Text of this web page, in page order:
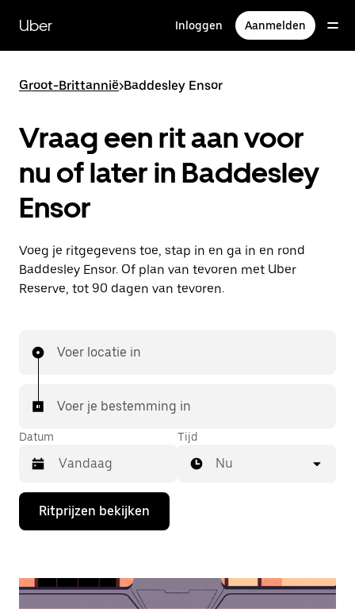
naar
hoofdinhoud
Uber Inloggen Aanmelden
Groot-Brittannië>Baddesley Ensor
Vraag een rit aan voor
nu of later in Baddesley
Ensor
Voeg je ritgegevens toe, stap in en ga in en rond
Baddesley Ensor. Of plan van tevoren met Uber
Reserve, tot 90 dagen van tevoren.
Voer locatie in
Voer je bestemming in
Datum
Druk
de
de
Tijd
Nu
Ritprijzen bekijken